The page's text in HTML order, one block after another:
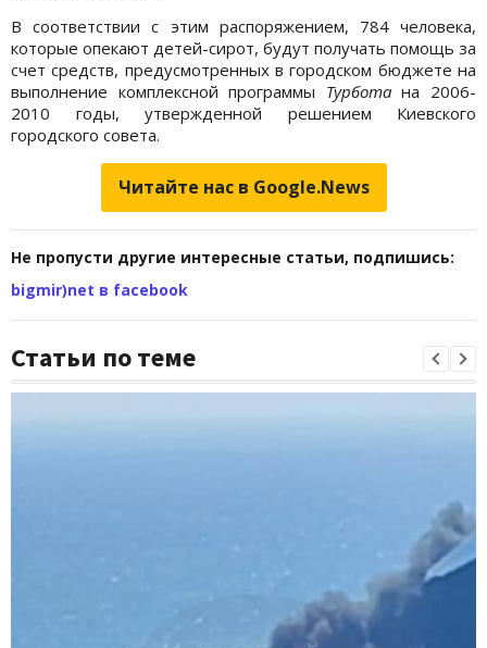
В соответствии с этим распоряжением, 784 человека,
которые опекают детей-сирот, будут получать помощь за
счет средств, предусмотренных в городском бюджете на
выполнение комплексной программы Турботана 2006-
2010 годы, утвержденной решением Киевского
городского совета.
Читайте нас в Google.News
Не пропусти другие интересные статьи, подпишись:
bigmir)net в facebook
Статьи по теме